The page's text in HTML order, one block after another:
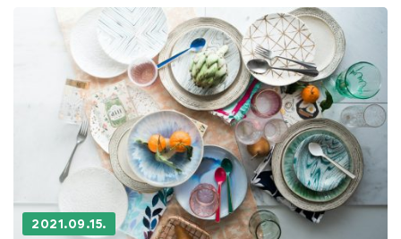
2021.09.15.